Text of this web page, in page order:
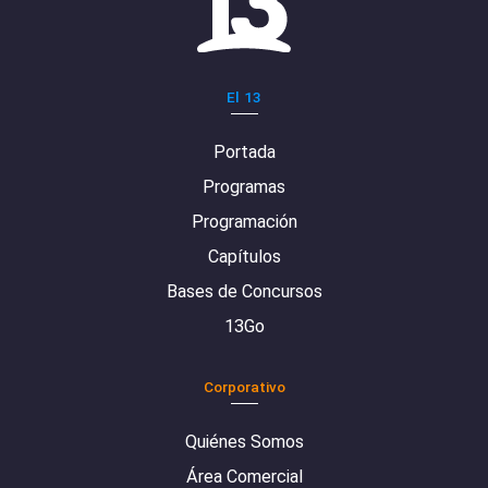
El 13
Portada
Programas
Programación
Capítulos
Bases de Concursos
13Go
Corporativo
Quiénes Somos
Área Comercial